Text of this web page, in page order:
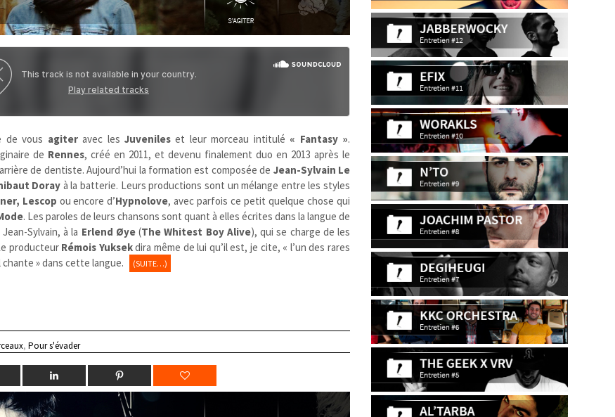
de vous agiteravec les Juvenileset leur morceau intitulé « Fantasy ».
de Rennes, créé en 2011, et devenu finalement duo en 2013 après le
de dentiste. Aujourd’hui la formation est composée de Jean-Sylvain Le
Doray à la batterie. Leurs productions sont un mélange entre les styles
Lescop ou encore d’Hypnolove, avec parfois ce petit quelque chose qui
. Les paroles de leurs chansons sont quant à elles écrites dans la langue de
Sylvain, à la Erlend Øye(The Whitest Boy Alive), qui se charge de les
producteur Rémois Yuksekdira même de lui qu’il est, je cite, « l’un des rares
» dans cette langue. (SUITE…)
,Pour s'évader